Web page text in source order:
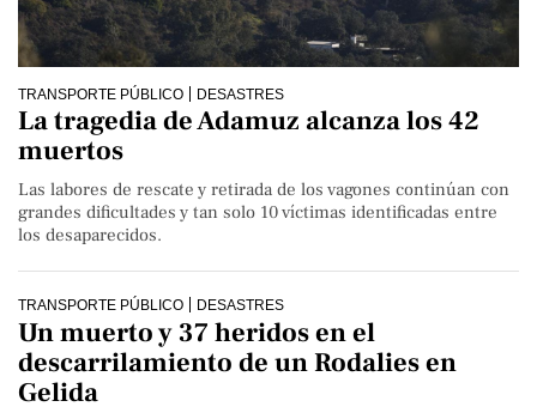
TRANSPORTE PÚBLICO DESASTRES
La tragedia de Adamuz alcanza los 42
muertos
Las labores de rescate y retirada de los vagones continúan con
grandes dificultades y tan solo 10 víctimas identificadas entre
los desaparecidos.
TRANSPORTE PÚBLICO DESASTRES
Un muerto y 37 heridos en el
descarrilamiento de un Rodalies en
Gelida